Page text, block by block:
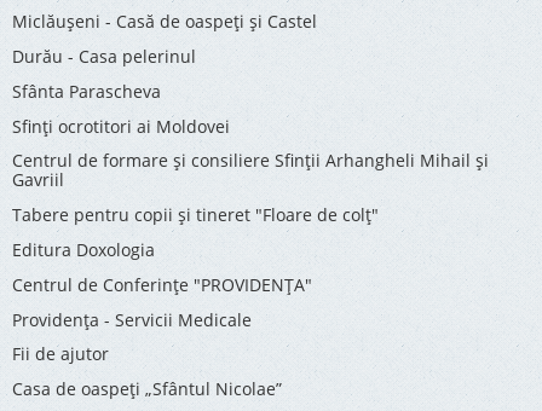
Miclăușeni - Casă de oaspeţi şi Castel
Durău - Casa pelerinul
Sfânta Parascheva
Sfinți ocrotitori ai Moldovei
Centrul de formare și consiliere Sfinții Arhangheli Mihail și
Gavriil
Tabere pentru copii şi tineret "Floare de colţ"
Editura Doxologia
Centrul de Conferinţe "PROVIDENŢA"
Providenţa - Servicii Medicale
Fii de ajutor
Casa de oaspeți „Sfântul Nicolae”